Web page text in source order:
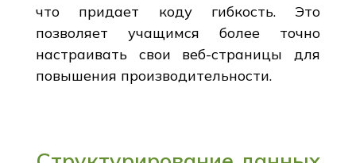
что придает коду гибкость. Это
позволяет учащимся более точно
настраивать свои веб-страницы для
повышения производительности.